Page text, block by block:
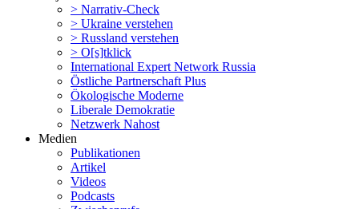
> Narrativ-Check
> Ukraine verstehen
> Russland verstehen
> O[s]tklick
Inter­na­tional Expert Network Russia
Östliche Partner­schaft Plus
Ökolo­gische Moderne
Liberale Demokratie
Netzwerk Nahost
Medien
Publi­ka­tionen
Artikel
Videos
Podcasts